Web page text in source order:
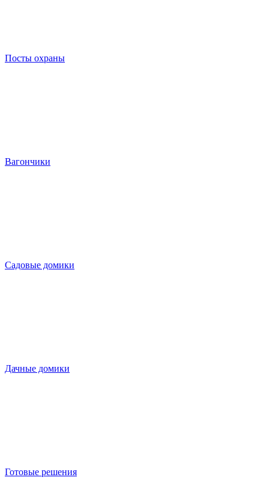
Посты охраны
Вагончики
Садовые домики
Дачные домики
Готовые решения